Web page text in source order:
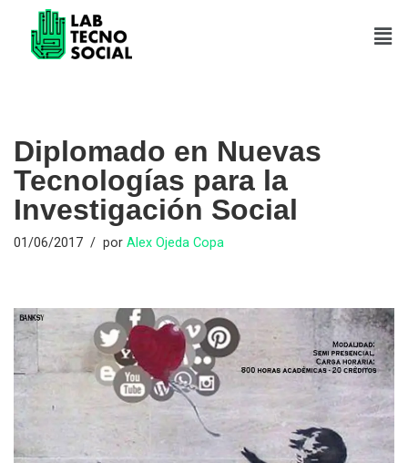
Saltar
Diplomado en Nuevas
Tecnologías para la
Investigación Social
01/06/2017 por Alex Ojeda Copa